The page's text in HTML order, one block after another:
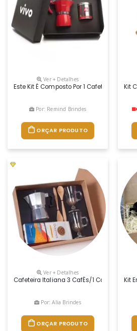
Ver + Detalhes
Este Kit É Composto Por 1 Cafeteira Tipo
Por: Remind Brindes
ORÇAR PRODUTO
Kit
Ver + Detalhes
Cafeteira Italiana 3 CafÉs/1 CafÉ
Por: Alia Brindes
ORÇAR PRODUTO
Kit